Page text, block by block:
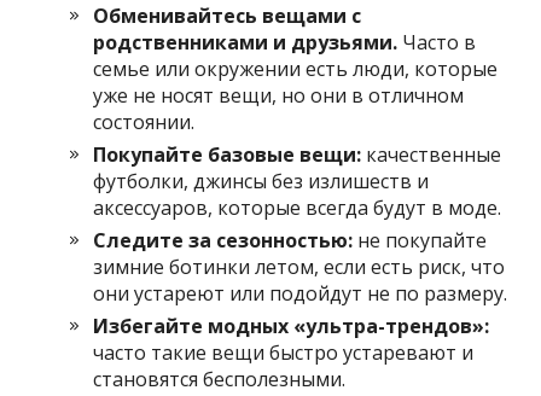
Обменивайтесь вещами с
родственниками и друзьями. Часто в
семье или окружении есть люди, которые
уже не носят вещи, но они в отличном
состоянии.
Покупайте базовые вещи: качественные
футболки, джинсы без излишеств и
аксессуаров, которые всегда будут в моде.
Следите за сезонностью: не покупайте
зимние ботинки летом, если есть риск, что
они устареют или подойдут не по размеру.
Избегайте модных «ультра-трендов»:
часто такие вещи быстро устаревают и
становятся бесполезными.